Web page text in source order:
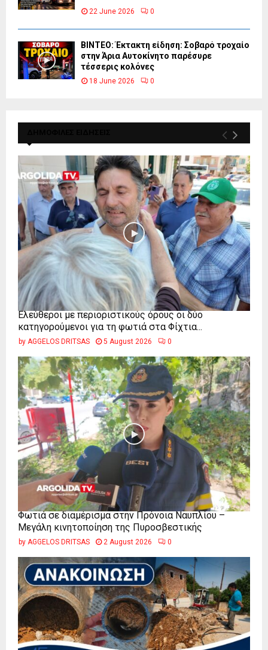
22 June 2026 0
ΒΙΝΤΕΟ: Έκτακτη είδηση: Σοβαρό τροχαίο
στην Άρια Αυτοκίνητο παρέσυρε
τέσσερις κολόνες
18 June 2026 0
Ελεύθεροι με περιοριστικούς όρους οι δύο
κατηγορούμενοι για τη φωτιά στα Φίχτια...
by AGGELOS DRITSAS 5 August 2026 0
Φωτιά σε διαμέρισμα στην Πρόνοια Ναυπλίου –
Μεγάλη κινητοποίηση της Πυροσβεστικής
by AGGELOS DRITSAS 2 August 2026 0